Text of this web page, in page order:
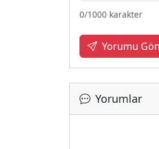
0/1000 karakter
Yorumu
Yorumlar